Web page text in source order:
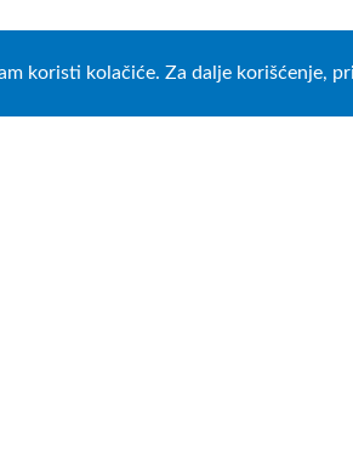
koristi kolačiće. Za dalje korišćenje,